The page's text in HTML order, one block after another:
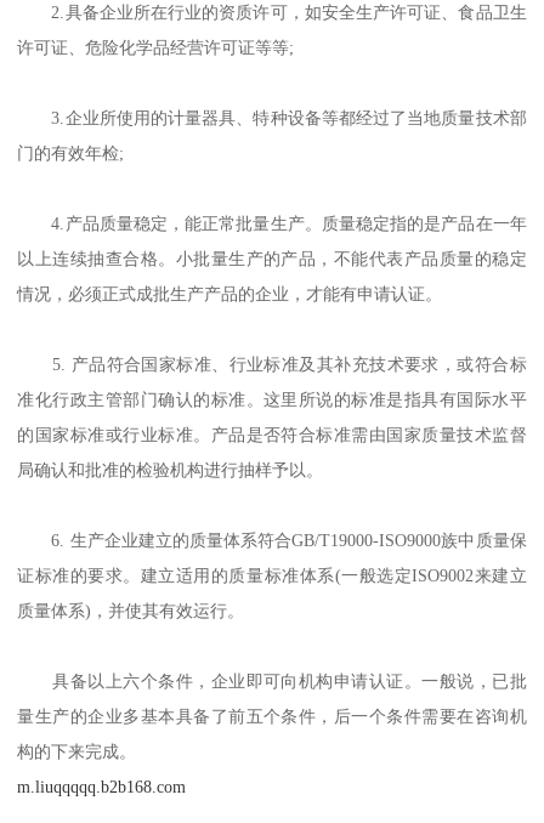
2.具备企业所在行业的资质许可，如安全生产许可证、食品卫生
许可证、危险化学品经营许可证等等;
3.企业所使用的计量器具、特种设备等都经过了当地质量技术部
门的有效年检;
4.产品质量稳定，能正常批量生产。质量稳定指的是产品在一年
以上连续抽查合格。小批量生产的产品，不能代表产品质量的稳定
情况，必须正式成批生产产品的企业，才能有申请认证。
5. 产品符合国家标准、行业标准及其补充技术要求，或符合标
准化行政主管部门确认的标准。这里所说的标准是指具有国际水平
的国家标准或行业标准。产品是否符合标准需由国家质量技术监督
局确认和批准的检验机构进行抽样予以。
6. 生产企业建立的质量体系符合GB/T19000-ISO9000族中质量保
证标准的要求。建立适用的质量标准体系(一般选定ISO9002来建立
质量体系)，并使其有效运行。
具备以上六个条件，企业即可向机构申请认证。一般说，已批
量生产的企业多基本具备了前五个条件，后一个条件需要在咨询机
构的下来完成。
m.liuqqqqq.b2b168.com